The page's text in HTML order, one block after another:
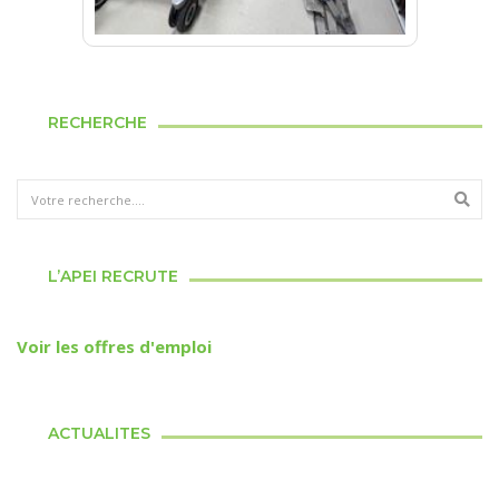
RECHERCHE
L’APEI RECRUTE
Voir les offres d'emploi
ACTUALITES